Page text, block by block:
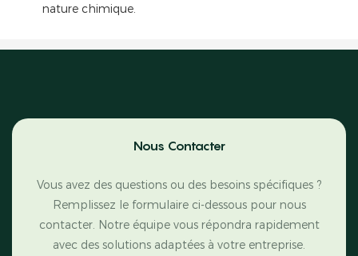
nature chimique.
Nous Contacter
Vous avez des questions ou des besoins spécifiques ?
Remplissez le formulaire ci-dessous pour nous
contacter. Notre équipe vous répondra rapidement
avec des solutions adaptées à votre entreprise.